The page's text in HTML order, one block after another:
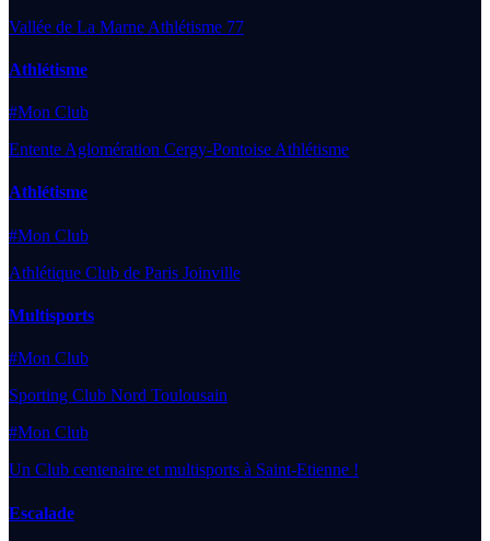
Vallée de La Marne Athlétisme 77
Athlétisme
#Mon Club
Entente Aglomération Cergy-Pontoise Athlétisme
Athlétisme
#Mon Club
Athlétique Club de Paris Joinville
Multisports
#Mon Club
Sporting Club Nord Toulousain
#Mon Club
Un Club centenaire et multisports à Saint-Etienne !
Escalade